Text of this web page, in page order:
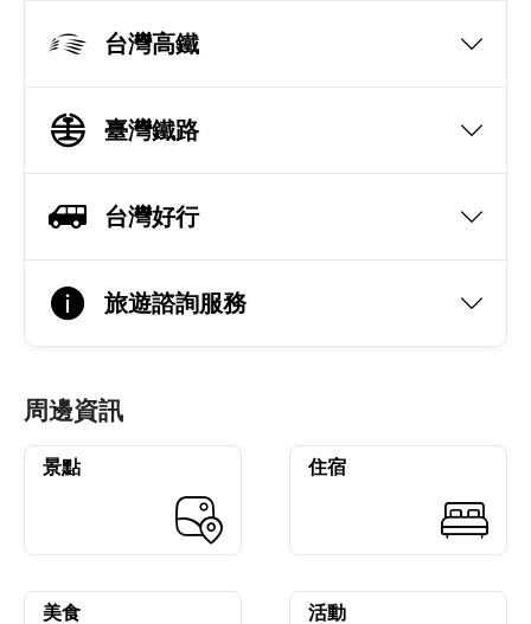
台灣高鐵
臺灣鐵路
台灣好行
旅遊諮詢服務
周邊資訊
景點 住宿
美食 活動